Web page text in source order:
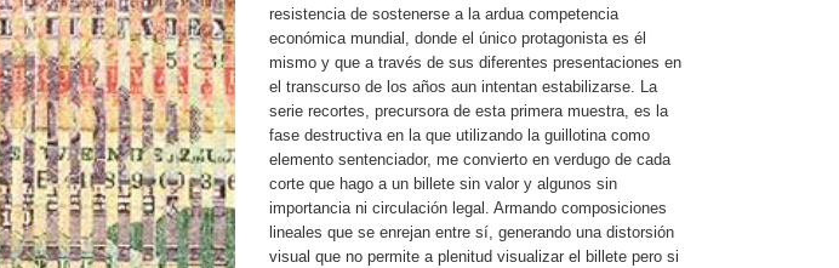
resistencia de sostenerse a la ardua competencia
económica mundial, donde el único protagonista es él
mismo y que a través de sus diferentes presentaciones en
el transcurso de los años aun intentan estabilizarse. La
serie recortes, precursora de esta primera muestra, es la
fase destructiva en la que utilizando la guillotina como
elemento sentenciador, me convierto en verdugo de cada
corte que hago a un billete sin valor y algunos sin
importancia ni circulación legal. Armando composiciones
lineales que se enrejan entre sí, generando una distorsión
visual que no permite a plenitud visualizar el billete pero si